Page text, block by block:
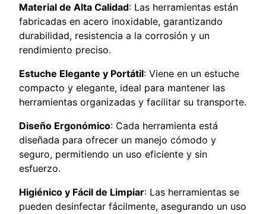
a
n
t
i
d
d
Material de Alta Calidad: Las herramientas están
fabricadas en acero inoxidable, garantizando
durabilidad, resistencia a la corrosión y un
rendimiento preciso.
Estuche Elegante y Portátil: Viene en un estuche
compacto y elegante, ideal para mantener las
herramientas organizadas y facilitar su transporte.
Diseño Ergonómico: Cada herramienta está
diseñada para ofrecer un manejo cómodo y
seguro, permitiendo un uso eficiente y sin
esfuerzo.
Higiénico y Fácil de Limpiar: Las herramientas se
pueden desinfectar fácilmente, asegurando un uso